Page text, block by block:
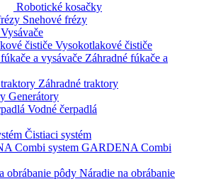
Robotické kosačky
Snehové frézy
Vysávače
Vysokotlakové čističe
Záhradné fúkače a
Záhradné traktory
Generátory
Vodné čerpadlá
Čistiaci systém
GARDENA Combi
Náradie na obrábanie